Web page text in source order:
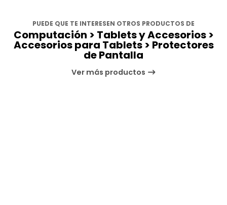
PUEDE QUE TE INTERESEN OTROS PRODUCTOS DE
Computación > Tablets y Accesorios >
Accesorios para Tablets > Protectores
de Pantalla
Ver más productos